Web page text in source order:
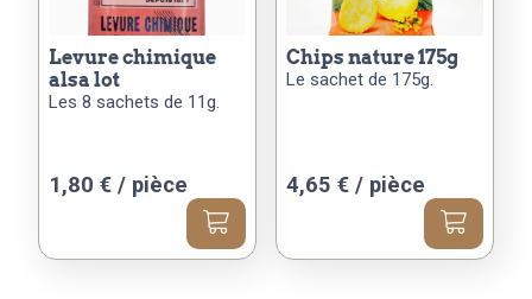
levure chimique
alsa lot
Les 8 sachets de 11g.
1,80 € / pièce
chips nature 175g
Le sachet de 175g.
4,65 € / pièce